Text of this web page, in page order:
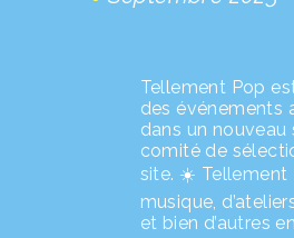
Tellement Pop
des événements
dans un
comité de
site. ☀️ Tellement
musique,
et bien d’autres